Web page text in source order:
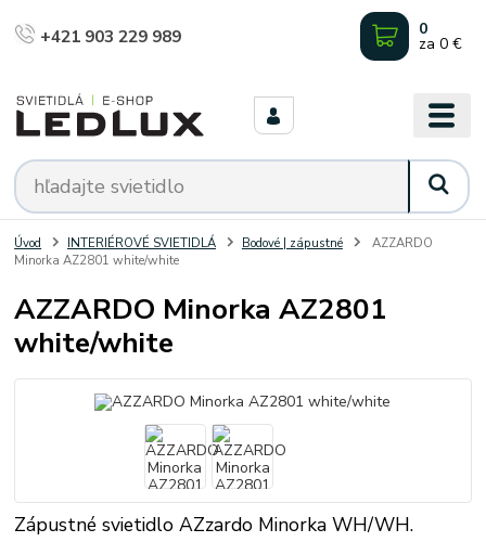
+421 903 229 989 0
za 0 €
Úvod INTERIÉROVÉ SVIETIDLÁ Bodové | zápustné
AZZARDO
Minorka AZ2801 white/white
AZZARDO Minorka AZ2801
white/white
Zápustné svietidlo AZzardo Minorka WH/WH.